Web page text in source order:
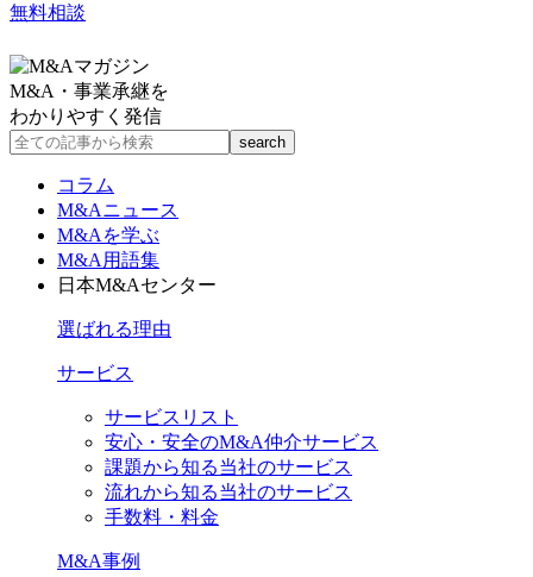
無料相談
M&A・事業承継を
わかりやすく発信
コラム
M&Aニュース
M&Aを学ぶ
M&A用語集
日本M&Aセンター
選ばれる理由
サービス
サービスリスト
安心・安全のM&A仲介サービス
課題から知る当社のサービス
流れから知る当社のサービス
手数料・料金
M&A事例